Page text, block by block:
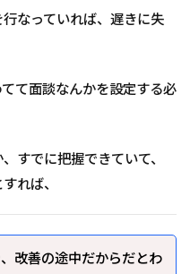
なっていれば、遅きに失
て面談なんかを設定する必
すでに把握できていて、
れば、
改善の途中だからだとわ